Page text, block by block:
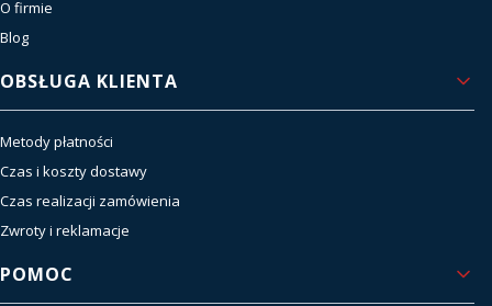
O firmie
Blog
OBSŁUGA KLIENTA
Metody płatności
Czas i koszty dostawy
Czas realizacji zamówienia
Zwroty i reklamacje
POMOC